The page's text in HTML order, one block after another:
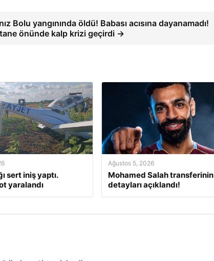
Bolu yangınında öldü! Babası acısına dayanamadı!
önünde kalp krizi geçirdi →
sert iniş yaptı.
yaralandı
Ağustos 5, 2026
Mohamed Salah transferinin
detayları açıklandı!